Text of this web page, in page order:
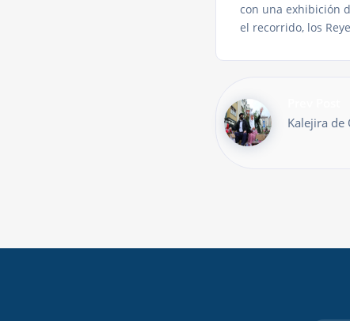
con una exhibición
el recorrido, los
Kalejira